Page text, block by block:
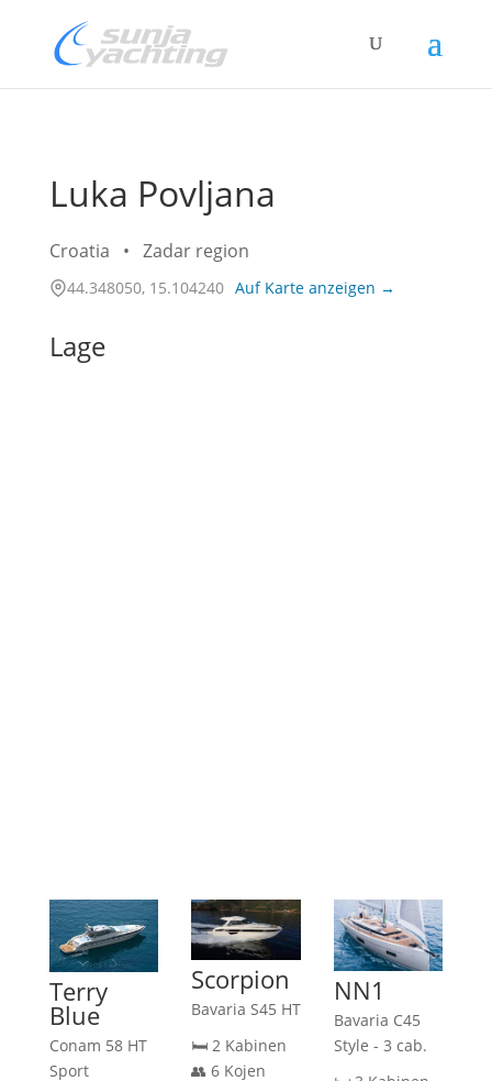
Luka Povljana
Croatia • Zadar region
44.348050, 15.104240 Auf Karte anzeigen →
Lage
Terry
Blue
Conam 58 HT
Sport
Scorpion
Bavaria S45 HT
🛏️ 2 Kabinen
👥 6 Kojen
NN1
Bavaria C45
Style - 3 cab.